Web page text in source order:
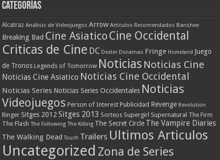
Categorías
Alcatraz Análisis de Videojuegos Arrow Artículos Recomendados Banshee
Breaking Bad Cine AsiaticoCine Occidental
Criticas de Cine DC Dexter Doramas Fringe Homeland Juego
de Tronos Legends of Tomorrow Noticias Noticias Cine
Noticias Cine Asiatico Noticias Cine Occidental
Noticias Series Noticias Series Occidentales Noticias
Videojuegos Person of Interest Publicidad Revenge Revolution
Ringer Sitges 2012 Sitges 2013 Sorteos Supergirl Supernatural The Firm
The Flash The Following The Killing The Secret Circle The Vampire Diaries
The Walking Dead Touch Trailers Ultimos Articulos
Uncategorized Zona de Series